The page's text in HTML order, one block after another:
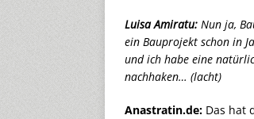
Luisa Amiratu: Nun ja,
ein Bauprojekt schon in
und ich habe eine
nachhaken… (lacht)
Anastratin.de: Das hat